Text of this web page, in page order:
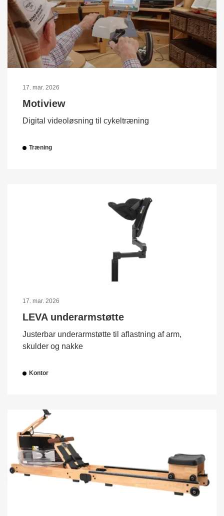
17. mar. 2026
Motiview
Digital videoløsning til cykeltræning
Træning
17. mar. 2026
LEVA underarmstøtte
Justerbar underarmstøtte til aflastning af arm,
skulder og nakke
Kontor